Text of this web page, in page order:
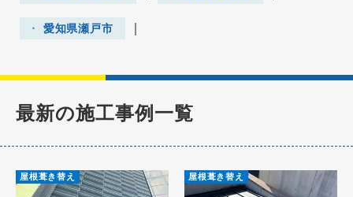
愛知県瀬戸市
最新の施工事例一覧
屋根葺き替え 屋根葺き替え